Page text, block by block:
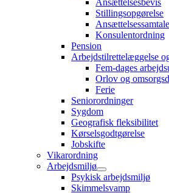
Ansættelsesbevis
Stillingsopgørelse
Konsulentordning
Pension
Arbejdstilrettelæggelse
Fem-dages
Orlov og
Ferie
Seniorordninger
Sygdom
Geografisk fleksibilitet
Kørselsgodtgørelse
Jobskifte
Vikarordning
Arbejdsmiljø
Psykisk arbejdsmiljø
Skimmelsvamp